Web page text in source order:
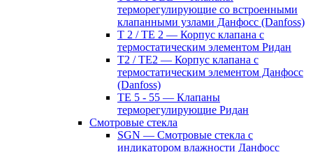
терморегулирующие со встроенными
клапанными узлами Данфосс (Danfoss)
T 2 / TE 2 — Корпус клапана с
термостатическим элементом Ридан
T2 / TE2 — Корпус клапана с
термостатическим элементом Данфосс
(Danfoss)
TE 5 - 55 — Клапаны
терморегулирующие Ридан
Смотровые стекла
SGN — Смотровые стекла с
индикатором влажности Данфосс